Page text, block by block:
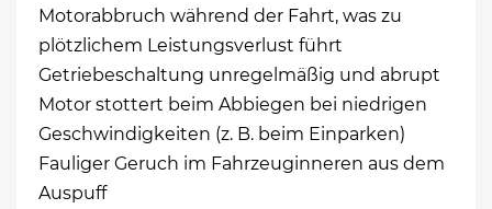
Motorabbruch während der Fahrt, was zu
plötzlichem Leistungsverlust führt
Getriebeschaltung unregelmäßig und abrupt
Motor stottert beim Abbiegen bei niedrigen
Geschwindigkeiten (z. B. beim Einparken)
Fauliger Geruch im Fahrzeuginneren aus dem
Auspuff